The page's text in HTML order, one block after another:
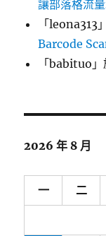
讓部落格流
「leona313
Barcode
「babituo
2026 年 8 月
一 二